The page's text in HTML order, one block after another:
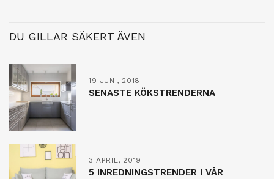
DU GILLAR SÄKERT ÄVEN
19 JUNI, 2018
SENASTE KÖKSTRENDERNA
3 APRIL, 2019
5 INREDNINGSTRENDER I VÅR